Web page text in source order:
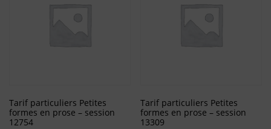
Tarif particuliers Petites
formes en prose – session
12754
Tarif particuliers Petites
formes en prose – session
13309